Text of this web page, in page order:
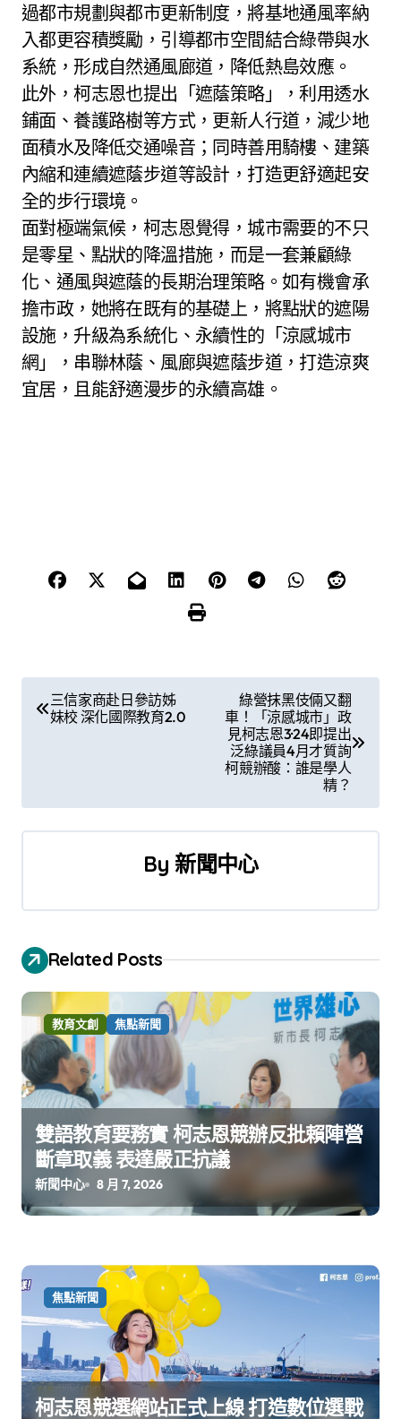
過都市規劃與都市更新制度，將基地通風率納
入都更容積獎勵，引導都市空間結合綠帶與水
系統，形成自然通風廊道，降低熱島效應。
此外，柯志恩也提出「遮蔭策略」，利用透水
鋪面、養護路樹等方式，更新人行道，減少地
面積水及降低交通噪音；同時善用騎樓、建築
內縮和連續遮蔭步道等設計，打造更舒適起安
全的步行環境。
面對極端氣候，柯志恩覺得，城市需要的不只
是零星、點狀的降溫措施，而是一套兼顧綠
化、通風與遮蔭的長期治理策略。如有機會承
擔市政，她將在既有的基礎上，將點狀的遮陽
設施，升級為系統化、永續性的「涼感城市
網」，串聯林蔭、風廊與遮蔭步道，打造涼爽
宜居，且能舒適漫步的永續高雄。
文
覽
三信家商赴日參訪姊
妹校 深化國際教育2.0
綠營抹黑伎倆又翻
車！「涼感城市」政
見柯志恩3·24即提出
泛綠議員4月才質詢
柯競辦酸：誰是學人
精？
By 新聞中心
Related Posts
教育文創 焦點新聞
雙語教育要務實 柯志恩競辦反批賴陣營
斷章取義 表達嚴正抗議
新聞中心 8 月 7, 2026
焦點新聞
柯志恩競選網站正式上線 打造數位選戰